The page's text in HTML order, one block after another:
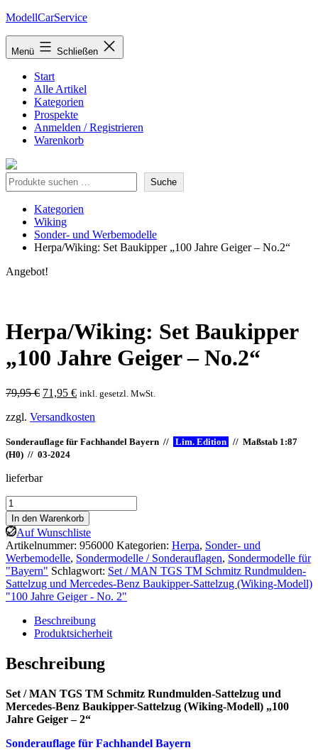
Zum
springen
ModellCarService
Menü Schließen
Start
Alle Artikel
Kategorien
Prospekte
Anmelden / Registrieren
Warenkorb
Suche Suche
Kategorien
Wiking
Sonder- und Werbemodelle
Herpa/Wiking: Set Baukipper „100 Jahre Geiger – No.2“
Angebot!
Herpa/Wiking: Set Baukipper
„100 Jahre Geiger – No.2“
79,95€ Ursprünglicher
war:
71,95 €Aktueller
ist:
inkl. gesetzl. MwSt.
zzgl. Versandkosten
Sonderauflage für Fachhandel Bayern // Lim. Edition // Maßstab 1:87
(H0) // 03-2024
lieferbar
Herpa/Wiking:
Set
Baukipper
"100
Jahre
Geiger
-
No.2"
Menge
In den Warenkorb
Auf Wunschliste
Artikelnummer: 956000 Kategorien: Herpa, Sonder- und
Werbemodelle, Sondermodelle / Sonderauflagen, Sondermodelle für
"Bayern" Schlagwort: Set / MAN TGS TM Schmitz Rundmulden-
Sattelzug und Mercedes-Benz Baukipper-Sattelzug (Wiking-Modell)
"100 Jahre Geiger - No. 2"
Beschreibung
Produktsicherheit
Beschreibung
Set / MAN TGS TM Schmitz Rundmulden-Sattelzug und
Mercedes-Benz Baukipper-Sattelzug (Wiking-Modell) „100
Jahre Geiger – 2“
Sonderauflage für Fachhandel Bayern